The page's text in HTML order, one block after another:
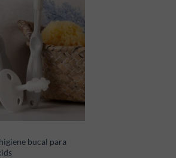
bucal para